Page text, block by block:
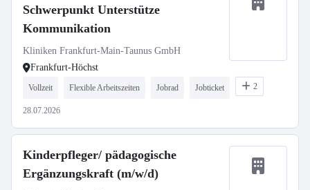
Schwerpunkt Unterstütze
Kommunikation
Kliniken Frankfurt-Main-Taunus GmbH
Frankfurt-Höchst
Vollzeit Flexible Arbeitszeiten Jobrad Jobticket 2
28.07.2026
Kinderpfleger/ pädagogische
Ergänzungskraft (m/w/d)